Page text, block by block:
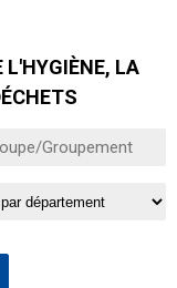
L'HYGIÈNE, LA